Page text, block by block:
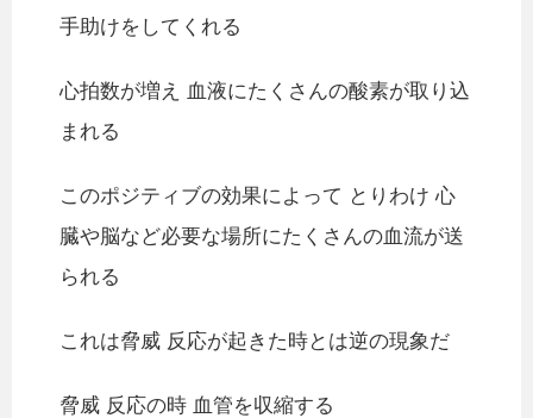
手助けをしてくれる
心拍数が増え 血液にたくさんの酸素が取り込
まれる
このポジティブの効果によって とりわけ 心
臓や脳など必要な場所にたくさんの血流が送
られる
これは脅威 反応が起きた時とは逆の現象だ
脅威 反応の時 血管を収縮する